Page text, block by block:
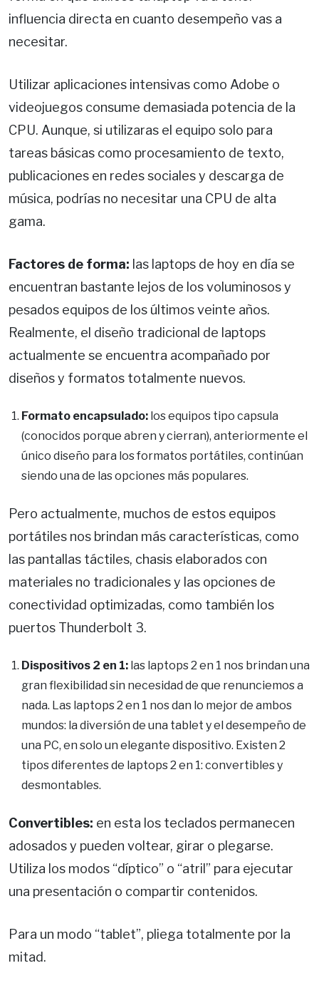
influencia directa en cuanto desempeño vas a
necesitar.
Utilizar aplicaciones intensivas como Adobe o
videojuegos consume demasiada potencia de la
CPU. Aunque, si utilizaras el equipo solo para
tareas básicas como procesamiento de texto,
publicaciones en redes sociales y descarga de
música, podrías no necesitar una CPU de alta
gama.
Factores de forma: las laptops de hoy en día se
encuentran bastante lejos de los voluminosos y
pesados equipos de los últimos veinte años.
Realmente, el diseño tradicional de laptops
actualmente se encuentra acompañado por
diseños y formatos totalmente nuevos.
Formato encapsulado: los equipos tipo capsula
(conocidos porque abren y cierran), anteriormente el
único diseño para los formatos portátiles, continúan
siendo una de las opciones más populares.
Pero actualmente, muchos de estos equipos
portátiles nos brindan más características, como
las pantallas táctiles, chasis elaborados con
materiales no tradicionales y las opciones de
conectividad optimizadas, como también los
puertos Thunderbolt 3.
Dispositivos 2 en 1: las laptops 2 en 1 nos brindan una
gran flexibilidad sin necesidad de que renunciemos a
nada. Las laptops 2 en 1 nos dan lo mejor de ambos
mundos: la diversión de una tablet y el desempeño de
una PC, en solo un elegante dispositivo. Existen 2
tipos diferentes de laptops 2 en 1: convertibles y
desmontables.
Convertibles: en esta los teclados permanecen
adosados y pueden voltear, girar o plegarse.
Utiliza los modos “díptico” o “atril” para ejecutar
una presentación o compartir contenidos.
Para un modo “tablet”, pliega totalmente por la
mitad.